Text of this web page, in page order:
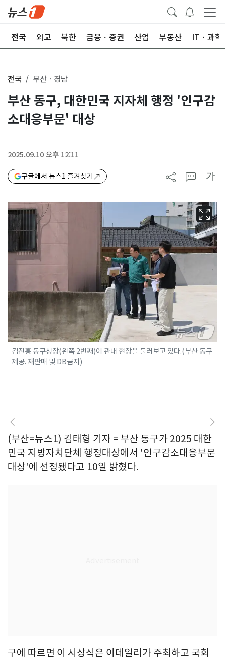
전국 외교 북한 금융ㆍ증권 산업 부동산 ITㆍ과학
전국 부산ㆍ경남
부산 동구, 대한민국 지자체 행정 '인구감
소대응부문' 대상
2025.09.10 오후 12:11
구글에서 뉴스1 즐겨찾기 가
김진홍 동구청장(왼쪽 2번째)이 관내 현장을 둘러보고 있다.(부산 동구
제공. 재판매 및 DB금지)
(부산=뉴스1) 김태형 기자 = 부산 동구가 2025 대한
민국 지방자치단체 행정대상에서 '인구감소대응부문
대상'에 선정됐다고 10일 밝혔다.
구에 따르면 이 시상식은 이데일리가 주최하고 국회